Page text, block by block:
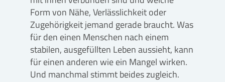
Form von Nähe, Verlässlichkeit oder
Zugehörigkeit jemand gerade braucht. Was
für den einen Menschen nach einem
stabilen, ausgefüllten Leben aussieht, kann
für einen anderen wie ein Mangel wirken.
Und manchmal stimmt beides zugleich.